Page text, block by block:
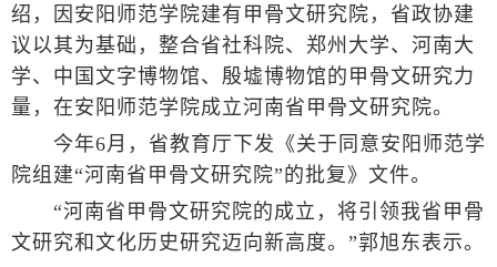
绍，因安阳师范学院建有甲骨文研究院，省政协建
议以其为基础，整合省社科院、郑州大学、河南大
学、中国文字博物馆、殷墟博物馆的甲骨文研究力
量，在安阳师范学院成立河南省甲骨文研究院。
今年6月，省教育厅下发《关于同意安阳师范学
院组建“河南省甲骨文研究院”的批复》文件。
“河南省甲骨文研究院的成立，将引领我省甲骨
文研究和文化历史研究迈向新高度。”郭旭东表示。